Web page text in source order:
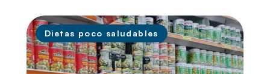
Dietas poco saludables